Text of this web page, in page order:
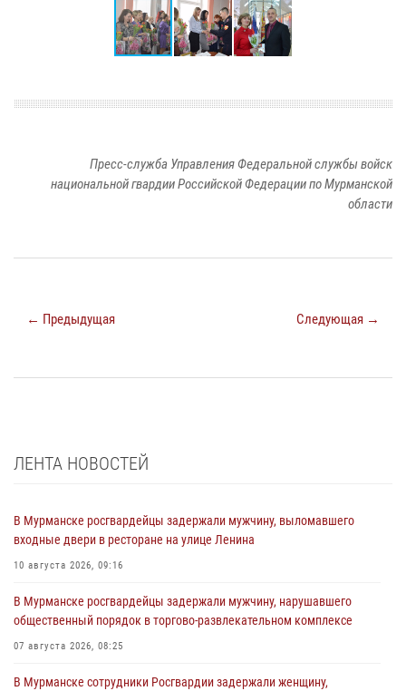
Пресс-служба Управления Федеральной службы войск
национальной гвардии Российской Федерации по Мурманской
области
← Предыдущая Следующая →
ЛЕНТА НОВОСТЕЙ
В Мурманске росгвардейцы задержали мужчину, выломавшего
входные двери в ресторане на улице Ленина
10 августа 2026, 09:16
В Мурманске росгвардейцы задержали мужчину, нарушавшего
общественный порядок в торгово-развлекательном комплексе
07 августа 2026, 08:25
В Мурманске сотрудники Росгвардии задержали женщину,